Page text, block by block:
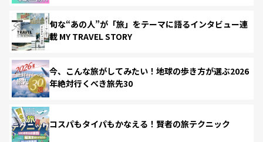
旬な“あの人”が「旅」をテーマに語るインタビュー連
載 MY TRAVEL STORY
今、こんな旅がしてみたい！地球の歩き方が選ぶ2026
年絶対行くべき旅先30
コスパもタイパもかなえる！賢者の旅テクニック